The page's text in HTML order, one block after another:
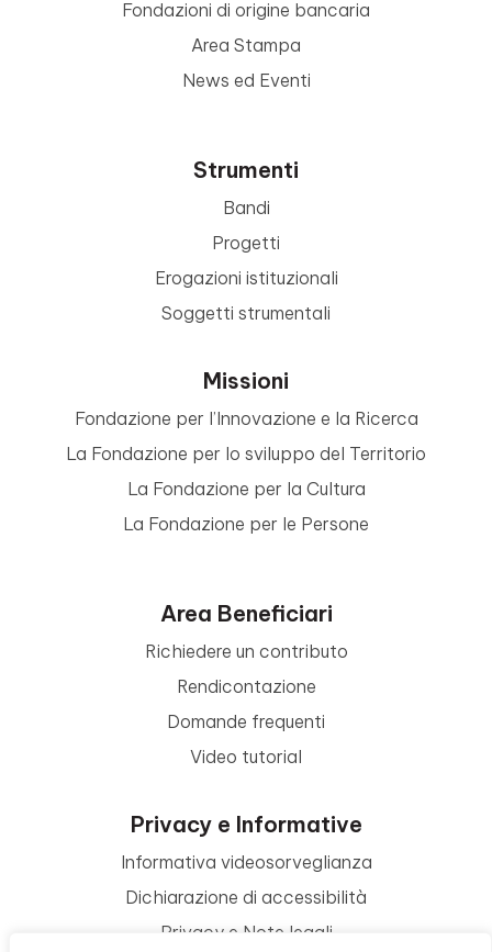
Fondazioni di origine bancaria
Area Stampa
News ed Eventi
Strumenti
Bandi
Progetti
Erogazioni istituzionali
Soggetti strumentali
Missioni
Fondazione per l’Innovazione e la Ricerca
La Fondazione per lo sviluppo del Territorio
La Fondazione per la Cultura
La Fondazione per le Persone
Area Beneficiari
Richiedere un contributo
Rendicontazione
Domande frequenti
Video tutorial
Privacy e Informative
Informativa videosorveglianza
Dichiarazione di accessibilità
Privacy e Note legali